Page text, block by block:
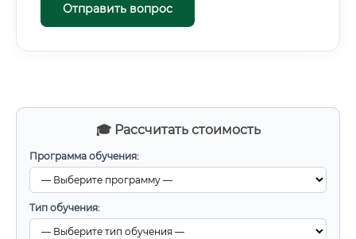
🎓 Рассчитать стоимость
Программа обучения:
Тип обучения:
Отправить вопрос